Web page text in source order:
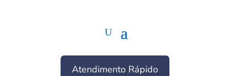
Atendimento Rápido